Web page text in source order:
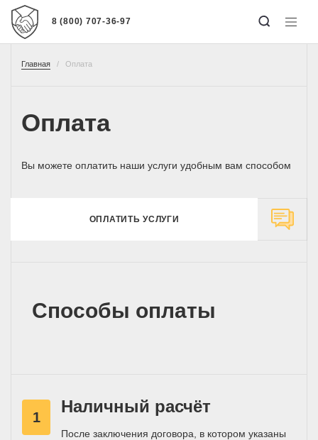
8 (800) 707-36-97
Главная Оплата
Оплата
Вы можете оплатить наши услуги удобным вам способом
ОПЛАТИТЬ УСЛУГИ
Способы оплаты
1
Наличный расчёт
После заключения договора, в котором указаны